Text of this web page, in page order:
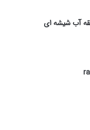
آب شیشه ای